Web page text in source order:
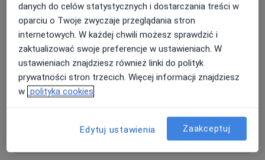
BAGŁAJ Centrum Dermatologii Estetycznej
ul. Widok 8, Fabryczna, 50-052Wrocław
Powiększ mapęotwiera się w nowej karcie
Co mam zrobić w tej sytuacji?
danych do celów statystycznych i dostarczania treści w
oparciu o Twoje zwyczaje przeglądania stron
internetowych. W każdej chwili możesz sprawdzić i
zaktualizować swoje preferencje w ustawieniach. W
ustawieniach znajdziesz również linki do polityk
prywatności stron trzecich. Więcej informacji znajdziesz
w polityka cookies
Edytuj ustawienia Zaakceptuj